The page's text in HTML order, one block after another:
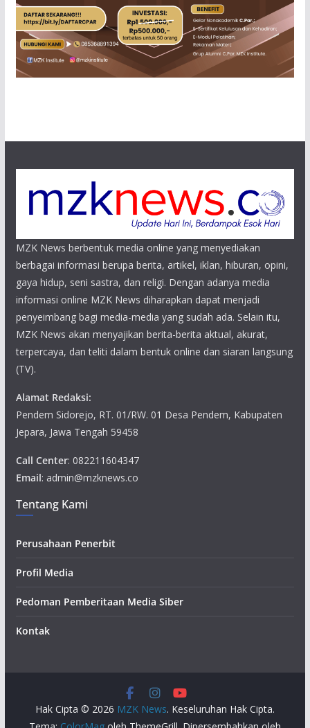
MZK News berbentuk media online yang menyediakan
berbagai informasi berupa berita, artikel, iklan, hiburan, opini,
gaya hidup, seni sastra, dan religi. Dengan adanya media
informasi online MZK News diharapkan dapat menjadi
penyeimbang bagi media-media yang sudah ada. Selain itu,
MZK News akan menyajikan berita-berita aktual, akurat,
terpercaya, dan teliti dalam bentuk online dan siaran langsung
(TV).
Alamat Redaksi:
Pendem Sidorejo, RT. 01/RW. 01 Desa Pendem, Kabupaten
Jepara, Jawa Tengah 59458
Call Center: 082211604347
Email: admin@mzknews.co
Tentang Kami
Perusahaan Penerbit
Profil Media
Pedoman Pemberitaan Media Siber
Kontak
Hak Cipta © 2026 MZK News. Keseluruhan Hak Cipta.